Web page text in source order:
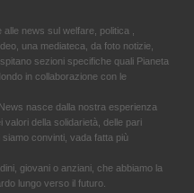
news sul welfare, politica ,
una mediateca, da foto notizie,
sezioni specifiche quali Pianeta
in collaborazione con le
nasce dalla nostra esperienza
della solidarietà, delle pari
convinti, vada fatta più
giovani o anziani, che abbiamo la
lungo verso il futuro.